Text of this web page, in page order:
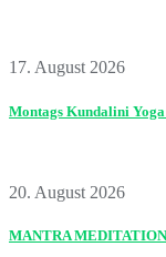
17. August 2026
Montags Kundalini
20. August 2026
MANTRA